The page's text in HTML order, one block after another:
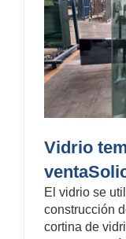
Vidrio
venta
El vidrio se
construcción
cortina de